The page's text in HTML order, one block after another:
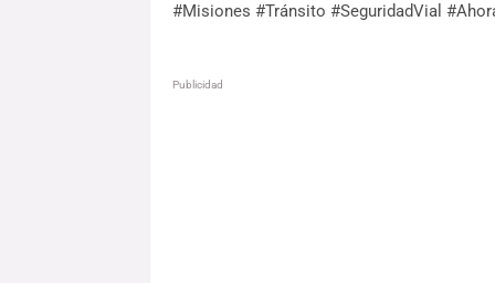
#Misiones #Tránsito #SeguridadVial
Publicidad